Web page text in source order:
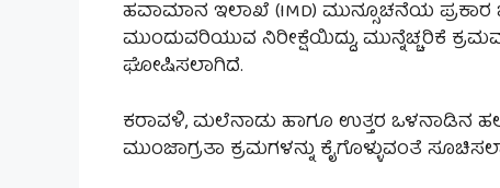
ಹವಾಮಾನ ಇಲಾಖೆ (IMD) ಮುನ್ಸೂಚನೆಯ
ಮುಂದುವರಿಯುವ ನಿರೀಕ್ಷೆಯಿದ್ದು, ಮುನ್ನೆಚ್ಚರಿಕೆ
ಘೋಷಿಸಲಾಗಿದೆ.
ಕರಾವಳಿ, ಮಲೆನಾಡು ಹಾಗೂ ಉತ್ತರ ಒಳನಾಡಿನ
ಮುಂಜಾಗ್ರತಾ ಕ್ರಮಗಳನ್ನು ಕೈಗೊಳ್ಳುವಂತೆ